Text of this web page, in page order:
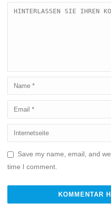
Save my name, email, and
time I comment.